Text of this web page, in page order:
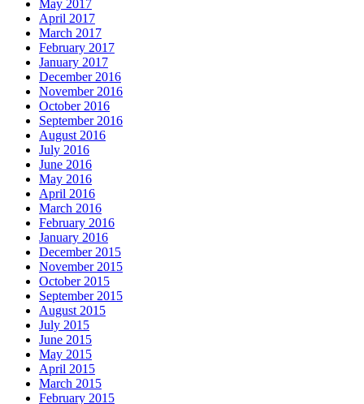
May 2017
April 2017
March 2017
February 2017
January 2017
December 2016
November 2016
October 2016
September 2016
August 2016
July 2016
June 2016
May 2016
April 2016
March 2016
February 2016
January 2016
December 2015
November 2015
October 2015
September 2015
August 2015
July 2015
June 2015
May 2015
April 2015
March 2015
February 2015